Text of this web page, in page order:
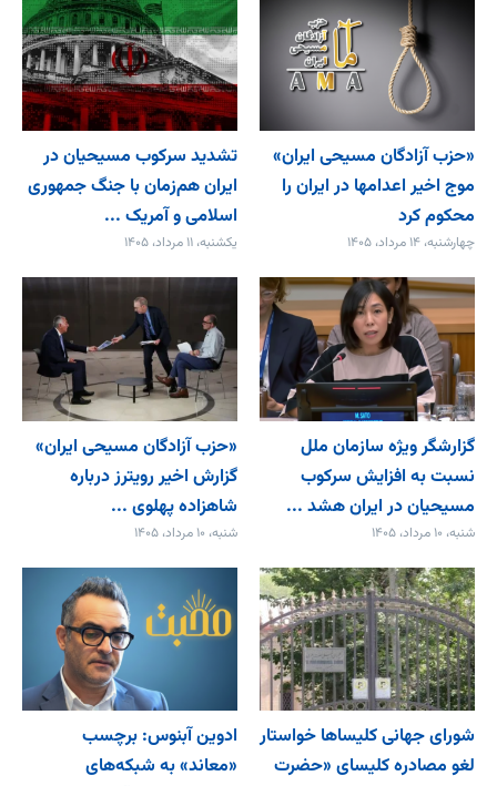
«حزب آزادگان مسیحی ایران»
موج اخیر اعدامها در ایران را
محکوم کرد
چهارشنبه، ۱۴ مرداد، ۱۴۰۵
تشدید سرکوب مسیحیان در
ایران هم‌زمان با جنگ جمهوری
اسلامی و آمریک ...
یکشنبه، ۱۱ مرداد، ۱۴۰۵
گزارشگر ویژه سازمان ملل
نسبت به افزایش سرکوب
مسیحیان در ایران هشد ...
شنبه، ۱۰ مرداد، ۱۴۰۵
«حزب آزادگان مسیحی ایران»
گزارش اخیر رویترز درباره
شاهزاده پهلوی ...
شنبه، ۱۰ مرداد، ۱۴۰۵
شورای جهانی کلیساها خواستار
لغو مصادره کلیسای «حضرت
ادوین آبنوس: برچسب
«معاند» به شبکه‌های